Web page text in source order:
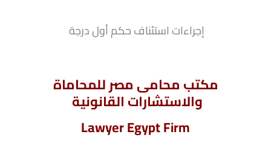
إجراءات استئناف حكم أول درجة
مكتب محامى مصر للمحاماة
والاستشارات القانونية
Lawyer Egypt Firm